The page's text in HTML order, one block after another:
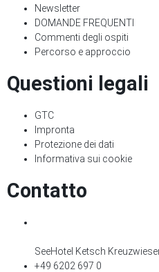
Newsletter
DOMANDE FREQUENTI
Commenti degli ospiti
Percorso e approccio
Questioni legali
GTC
Impronta
Protezione dei dati
Informativa sui cookie
Contatto
SeeHotel Ketsch
+49 6202 697 0